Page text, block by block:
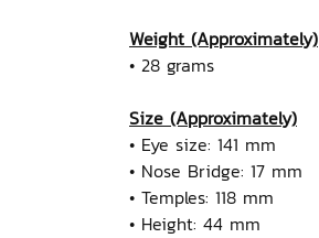
Weight (Approximately)
• 28 grams
Size (Approximately)
• Eye size: 141 mm
• Nose Bridge: 17 mm
• Temples: 118 mm
• Height: 44 mm